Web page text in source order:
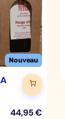
a
c
k
e
r
s
T
o
44,95€